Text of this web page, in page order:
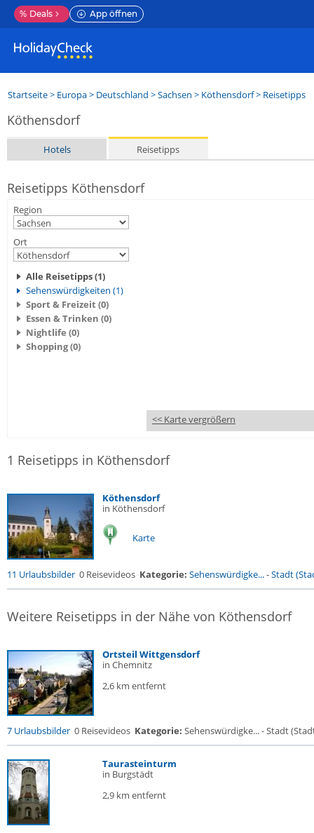
% Deals App öffnen
Startseite> Europa> Deutschland >Sachsen > Köthensdorf> Reisetipps
Köthensdorf
Hotels Reisetipps
Reisetipps Köthensdorf
Region
Ort
Alle Reisetipps (1)
Sehenswürdigkeiten (1)
Sport & Freizeit (0)
Essen & Trinken (0)
Nightlife (0)
Shopping (0)
<< Karte vergrößern
1 Reisetipps in Köthensdorf
Köthensdorf
in Köthensdorf
Karte
11 Urlaubsbilder 0 Reisevideos Kategorie: Sehenswürdigke...-Stadt
Weitere Reisetipps in der Nähe von Köthensdorf
Ortsteil Wittgensdorf
in Chemnitz
2,6 km entfernt
7 Urlaubsbilder 0 Reisevideos Kategorie: Sehenswürdigke... - Stadt
Taurasteinturm
in Burgstädt
2,9 km entfernt